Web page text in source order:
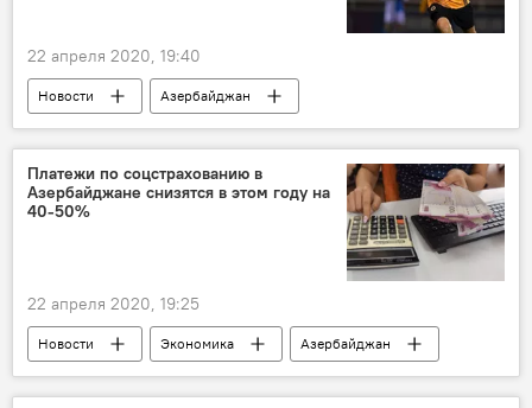
22 апреля 2020, 19:40
Новости
Азербайджан
Новости мира
Спорт
ЖИЗНЬ
Платежи по соцстрахованию в
Азербайджане снизятся в этом году на
40-50%
22 апреля 2020, 19:25
Новости Экономика
Азербайджан
Соцстрахование
платежи